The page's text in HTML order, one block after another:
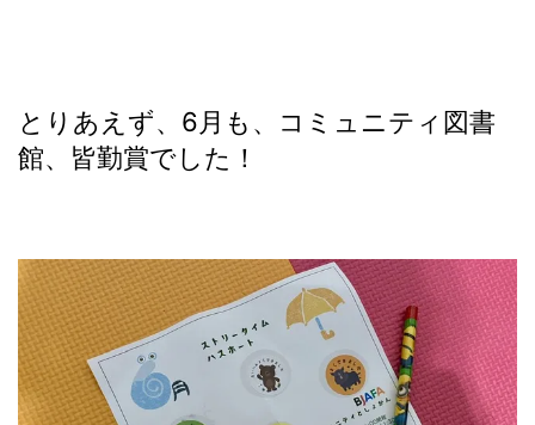
とりあえず、6月も、コミュニティ図書
館、皆勤賞でした！